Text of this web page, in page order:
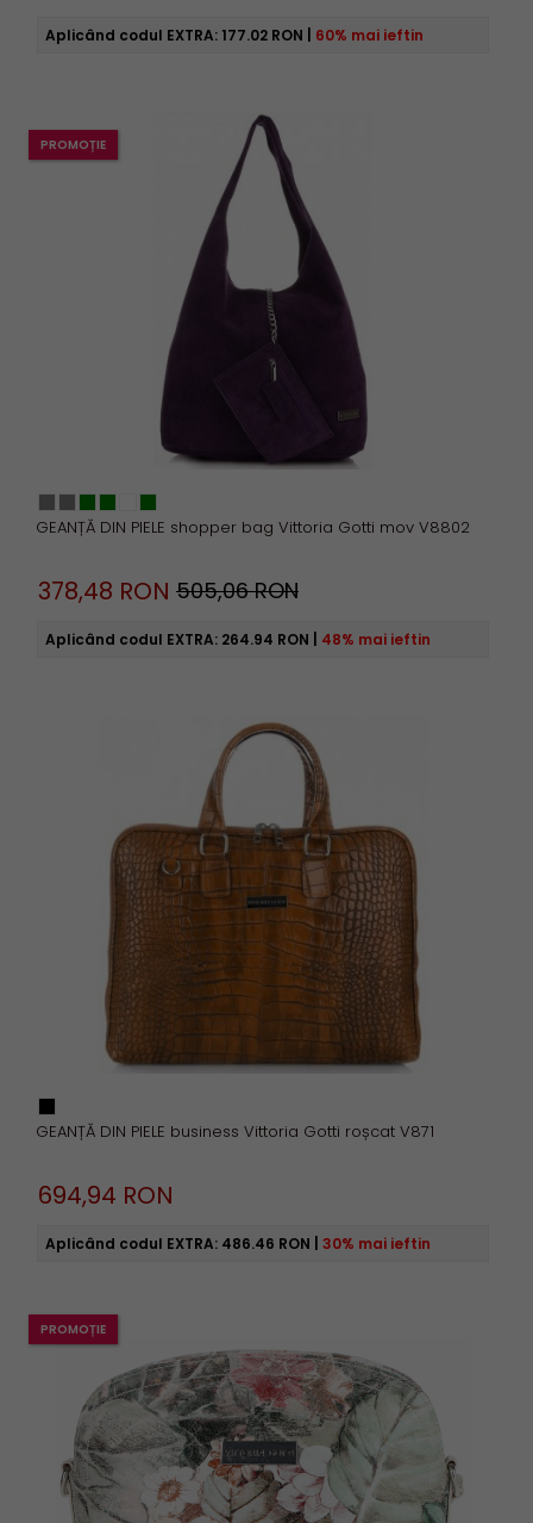
Aplicând codul EXTRA: 177.02 RON 60% mai ieftin
GEANȚĂ DIN PIELE shopper bag Vittoria Gotti mov V8802
PROMOȚIE
378,48 RON 505,06 RON
Aplicând codul EXTRA: 264.94 RON 48% mai ieftin
GEANȚĂ DIN PIELE business Vittoria Gotti roșcat V871
694,94 RON
Aplicând codul EXTRA: 486.46 RON 30% mai ieftin
PROMOȚIE